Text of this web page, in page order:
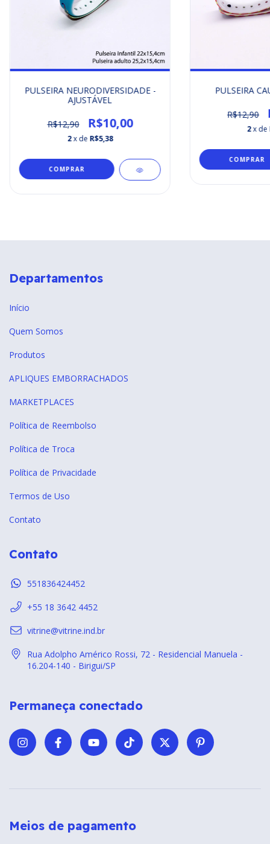
PULSEIRA NEURODIVERSIDADE -
AJUSTÁVEL
R$12,90 R$10,00
2x de R$5,38
COMPRAR
PULSEIRA
R$12,90
2x de
COMPRAR
Departamentos
Início
Quem Somos
Produtos
APLIQUES EMBORRACHADOS
MARKETPLACES
Política de Reembolso
Política de Troca
Política de Privacidade
Termos de Uso
Contato
Contato
551836424452
+55 18 3642 4452
vitrine@vitrine.ind.br
Rua Adolpho Américo Rossi, 72 - Residencial Manuela -
16.204-140 - Birigui/SP
Permaneça conectado
Meios de pagamento